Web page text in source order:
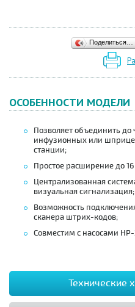
Поделиться…
ОСОБЕННОСТИ МОДЕЛИ
Позволяет объединить
инфузионных или
станции;
Простое расширение до
Централизованная
визуальная сигнализация;
Возможность
сканера штрих-кодов;
Совместим с насосами HP-
Технические